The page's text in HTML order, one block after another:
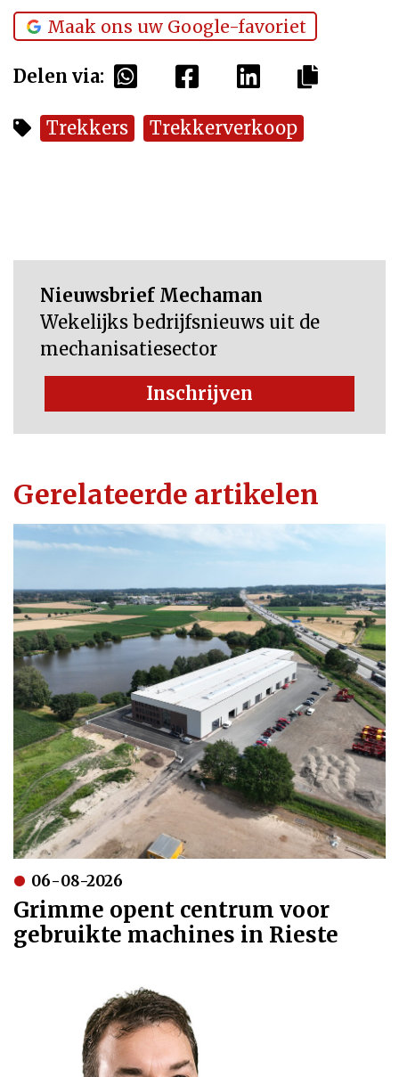
Maak ons uw Google-favoriet
Delen via:
Trekkers Trekkerverkoop
Nieuwsbrief Mechaman
Wekelijks bedrijfsnieuws uit de
mechanisatiesector
Inschrijven
Gerelateerde artikelen
06-08-2026
Grimme opent centrum voor
gebruikte machines in Rieste